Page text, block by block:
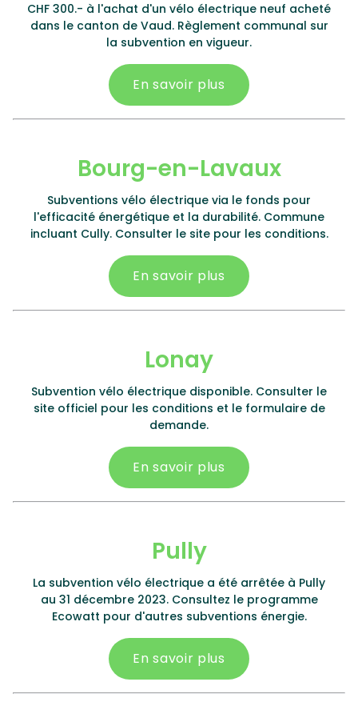
CHF 300.- à l'achat d'un vélo électrique neuf acheté
dans le canton de Vaud. Règlement communal sur
la subvention en vigueur.
En savoir plus
Bourg-en-Lavaux
Subventions vélo électrique via le fonds pour
l'efficacité énergétique et la durabilité. Commune
incluant Cully. Consulter le site pour les conditions.
En savoir plus
Lonay
Subvention vélo électrique disponible. Consulter le
site officiel pour les conditions et le formulaire de
demande.
En savoir plus
Pully
La subvention vélo électrique a été arrêtée à Pully
au 31 décembre 2023. Consultez le programme
Ecowatt pour d'autres subventions énergie.
En savoir plus